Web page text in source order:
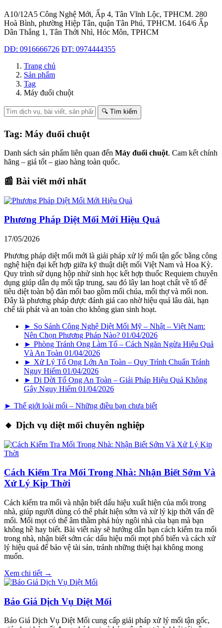
A10/12A5 Công Nghệ Mới, Ấp 4, Tân Vĩnh Lộc, TPHCM. 280
Hoà Bình, phường Hiệp Tân, quận Tân Phú, TPHCM. 164/6 Ấp
Dân Thắng 1, Tân Thới Nhì, Hóc Môn, TPHCM
DĐ: 0916666726 ĐT: 0974444355
Trang chủ
Sản phẩm
Tag
Máy đuổi chuột
🔍 Tìm kiếm
Tag: Máy đuổi chuột
Danh sách sản phẩm liên quan đến Máy đuổi chuột. Cam kết chính
hãng – giá tốt – giao hàng toàn quốc.
📰 Bài viết mới nhất
Phương Pháp Diệt Mối Mới Hiệu Quả
17/05/2026
Phương pháp diệt mối mới là giải pháp xử lý mối tận gốc bằng công
nghệ hiện đại kết hợp giữa kỹ thuật diệt mối Việt Nam và Hoa Kỳ.
Quy trình sử dụng hộp nhử sinh học kết hợp thuốc Requiem chuyên
dụng giúp dẫn dụ mối tập trung, sau đó lây lan hoạt chất về tổ để
tiêu diệt toàn bộ đàn mối bao gồm mối chúa, mối thợ và mối non.
Đây là phương pháp được đánh giá cao nhờ hiệu quả lâu dài, hạn
chế tái phát và an toàn cho không gian sinh hoạt.
► So Sánh Công Nghệ Diệt Mối Mỹ – Nhật – Việt Nam:
Nên Chọn Phương Pháp Nào? 01/04/2026
► Phòng Tránh Ong Làm Tổ – Cách Ngăn Ngừa Hiệu Quả
Và An Toàn 01/04/2026
► Xử Lý Tổ Ong Lớn An Toàn – Quy Trình Chuẩn Tránh
Nguy Hiểm 01/04/2026
► Di Dời Tổ Ong An Toàn – Giải Pháp Hiệu Quả Không
Gây Nguy Hiểm 01/04/2026
► Thế giới loài mối – Những điều bạn chưa biết
🔸 Dịch vụ diệt mối chuyên nghiệp
Cách Kiểm Tra Mối Trong Nhà: Nhận Biết Sớm Và
Xử Lý Kịp Thời
Cách kiểm tra mối và nhận biết dấu hiệu xuất hiện của mối trong
nhà, giúp người dùng có thể phát hiện sớm và xử lý kịp thời vấn đề
mối. Mối mọt có thể âm thầm phá hủy ngôi nhà của bạn mà bạn
không hề hay biết. Bài viết này sẽ hướng dẫn bạn cách kiểm tra mối
trong nhà, nhận biết sớm các dấu hiệu mối mọt phổ biến và cách xử
lý hiệu quả để bảo vệ tài sản, tránh những thiệt hại không mong
muốn.
Xem chi tiết →
Báo Giá Dịch Vụ Diệt Mối
Báo Giá Dịch Vụ Diệt Mối cung cấp giải pháp xử lý mối tận gốc,